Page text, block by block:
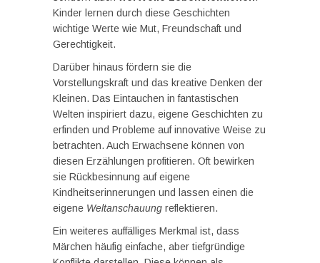
Kinder lernen durch diese Geschichten
wichtige Werte wie Mut, Freundschaft und
Gerechtigkeit.
Darüber hinaus fördern sie die
Vorstellungskraft und das kreative Denken der
Kleinen. Das Eintauchen in fantastischen
Welten inspiriert dazu, eigene Geschichten zu
erfinden und Probleme auf innovative Weise zu
betrachten. Auch Erwachsene können von
diesen Erzählungen profitieren. Oft bewirken
sie Rückbesinnung auf eigene
Kindheitserinnerungen und lassen einen die
eigene Weltanschauung reflektieren.
Ein weiteres auffälliges Merkmal ist, dass
Märchen häufig einfache, aber tiefgründige